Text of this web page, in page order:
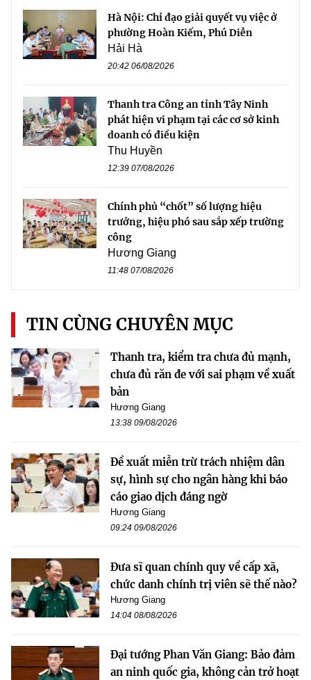
Hà Nội: Chỉ đạo giải quyết vụ việc ở
phường Hoàn Kiếm, Phú Diễn
Hải Hà
20:42 06/08/2026
Thanh tra Công an tỉnh Tây Ninh
phát hiện vi phạm tại các cơ sở kinh
doanh có điều kiện
Thu Huyền
12:39 07/08/2026
Chính phủ “chốt” số lượng hiệu
trưởng, hiệu phó sau sắp xếp trường
công
Hương Giang
11:48 07/08/2026
TIN CÙNG CHUYÊN MỤC
Thanh tra, kiểm tra chưa đủ mạnh,
chưa đủ răn đe với sai phạm về xuất
bản
Hương Giang
13:38 09/08/2026
Đề xuất miễn trừ trách nhiệm dân
sự, hình sự cho ngân hàng khi báo
cáo giao dịch đáng ngờ
Hương Giang
09:24 09/08/2026
Đưa sĩ quan chính quy về cấp xã,
chức danh chính trị viên sẽ thế nào?
Hương Giang
14:04 08/08/2026
Đại tướng Phan Văn Giang: Bảo đảm
an ninh quốc gia, không cản trở hoạt